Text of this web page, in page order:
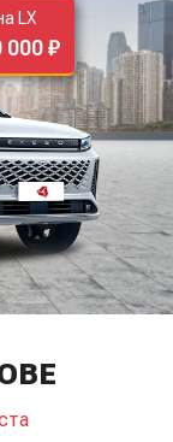
LX
000 ₽